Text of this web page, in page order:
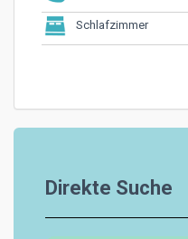
Schlafzimmer
Direkte Suche